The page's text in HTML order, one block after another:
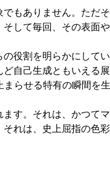
もありません。た
して毎回、その表面
役割を明らかにし
自己生成ともいえ
らせる特有の瞬間を生
す。それは、かつ
れは、史上屈指の色